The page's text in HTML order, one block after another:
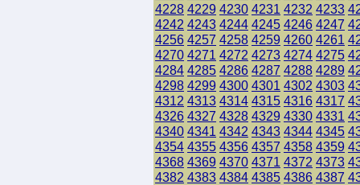
4228 4229 4230 4231 4232 4233
4242 4243 4244 4245 4246 4247
4256 4257 4258 4259 4260 4261
4270 4271 4272 4273 4274 4275
4284 4285 4286 4287 4288 4289
4298 4299 4300 4301 4302 4303
4312 4313 4314 4315 4316 4317
4326 4327 4328 4329 4330 4331
4340 4341 4342 4343 4344 4345
4354 4355 4356 4357 4358 4359
4368 4369 4370 4371 4372 4373
4382 4383 4384 4385 4386 4387